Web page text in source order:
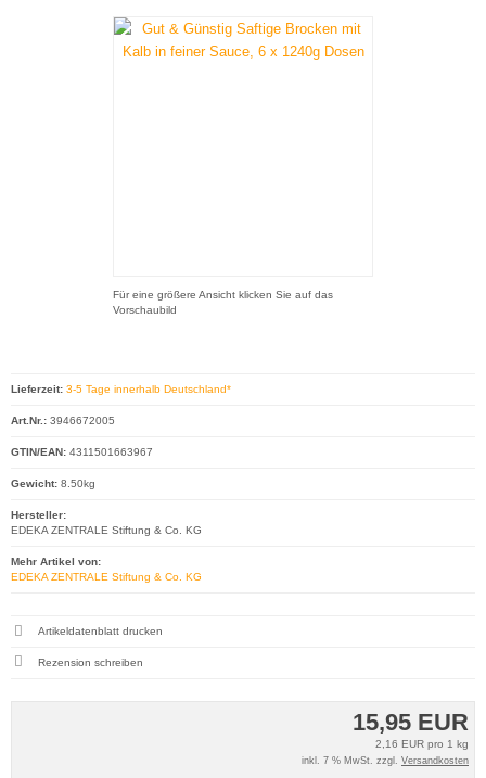
Für eine größere Ansicht klicken Sie auf das
Vorschaubild
15,95 EUR
2,16 EUR pro 1 kg
inkl. 7 % MwSt. zzgl. Versandkosten
Lieferzeit: 3-5 Tage innerhalb Deutschland*
Art.Nr.: 3946672005
GTIN/EAN: 4311501663967
Gewicht: 8.50kg
Hersteller:
EDEKA ZENTRALE Stiftung & Co. KG
Mehr Artikel von:
EDEKA ZENTRALE Stiftung & Co. KG
Artikeldatenblatt drucken
Rezension schreiben